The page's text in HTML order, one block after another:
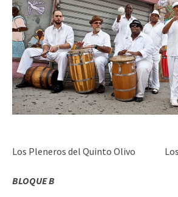
Los Pleneros del Quinto Olivo Los
BLOQUE B